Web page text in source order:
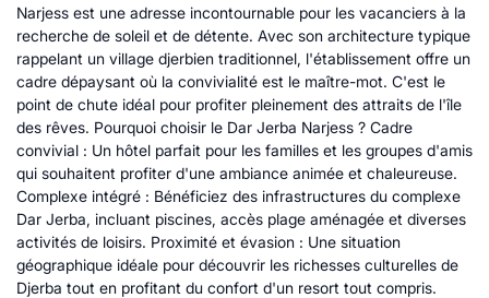
Narjess est une adresse incontournable pour les vacanciers à la
recherche de soleil et de détente. Avec son architecture typique
rappelant un village djerbien traditionnel, l'établissement offre un
cadre dépaysant où la convivialité est le maître-mot. C'est le
point de chute idéal pour profiter pleinement des attraits de l'île
des rêves. Pourquoi choisir le Dar Jerba Narjess ? Cadre
convivial : Un hôtel parfait pour les familles et les groupes d'amis
qui souhaitent profiter d'une ambiance animée et chaleureuse.
Complexe intégré : Bénéficiez des infrastructures du complexe
Dar Jerba, incluant piscines, accès plage aménagée et diverses
activités de loisirs. Proximité et évasion : Une situation
géographique idéale pour découvrir les richesses culturelles de
Djerba tout en profitant du confort d'un resort tout compris.